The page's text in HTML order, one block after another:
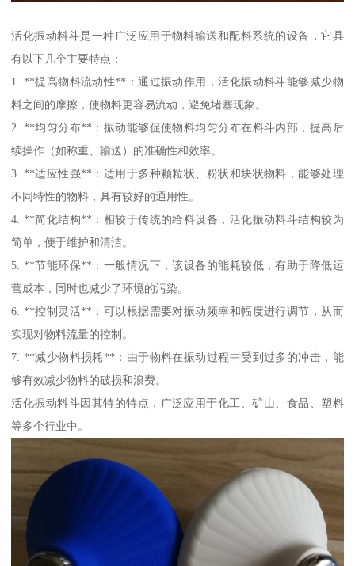
活化振动料斗是一种广泛应用于物料输送和配料系统的设备，它具
有以下几个主要特点：
1. **提高物料流动性**：通过振动作用，活化振动料斗能够减少物
料之间的摩擦，使物料更容易流动，避免堵塞现象。
2. **均匀分布**：振动能够促使物料均匀分布在料斗内部，提高后
续操作（如称重、输送）的准确性和效率。
3. **适应性强**：适用于多种颗粒状、粉状和块状物料，能够处理
不同特性的物料，具有较好的通用性。
4. **简化结构**：相较于传统的给料设备，活化振动料斗结构较为
简单，便于维护和清洁。
5. **节能环保**：一般情况下，该设备的能耗较低，有助于降低运
营成本，同时也减少了环境的污染。
6. **控制灵活**：可以根据需要对振动频率和幅度进行调节，从而
实现对物料流量的控制。
7. **减少物料损耗**：由于物料在振动过程中受到过多的冲击，能
够有效减少物料的破损和浪费。
活化振动料斗因其特的特点，广泛应用于化工、矿山、食品、塑料
等多个行业中。